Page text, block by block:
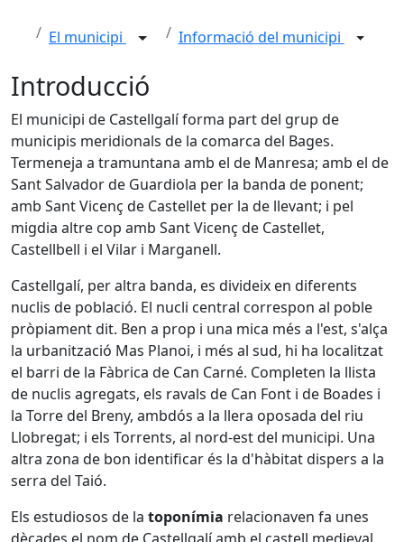
El municipi Informació del municipi
Introducció
El municipi de Castellgalí forma part del grup de
municipis meridionals de la comarca del Bages.
Termeneja a tramuntana amb el de Manresa; amb el de
Sant Salvador de Guardiola per la banda de ponent;
amb Sant Vicenç de Castellet per la de llevant; i pel
migdia altre cop amb Sant Vicenç de Castellet,
Castellbell i el Vilar i Marganell.
Castellgalí, per altra banda, es divideix en diferents
nuclis de població. El nucli central correspon al poble
pròpiament dit. Ben a prop i una mica més a l'est, s'alça
la urbanització Mas Planoi, i més al sud, hi ha localitzat
el barri de la Fàbrica de Can Carné. Completen la llista
de nuclis agregats, els ravals de Can Font i de Boades i
la Torre del Breny, ambdós a la llera oposada del riu
Llobregat; i els Torrents, al nord-est del municipi. Una
altra zona de bon identificar és la d'hàbitat dispers a la
serra del Taió.
Els estudiosos de la toponímia relacionaven fa unes